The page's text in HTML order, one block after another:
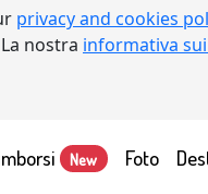
privacy and cookies
nostra informativa
New Foto